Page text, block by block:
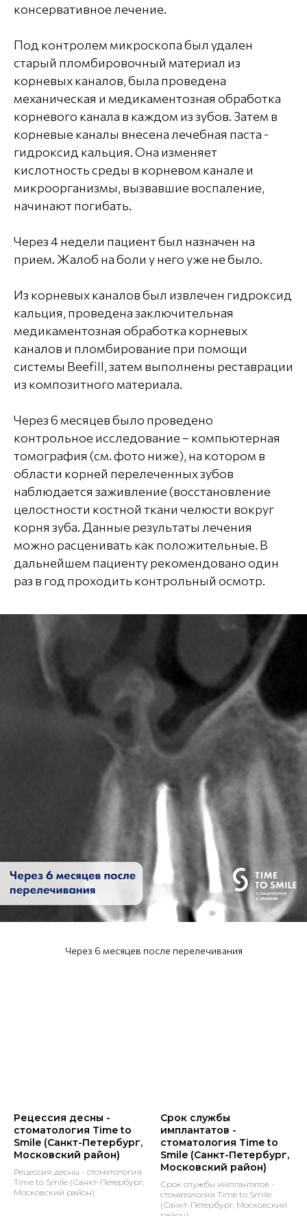
консервативное лечение.
Под контролем микроскопа был удален
старый пломбировочный материал из
корневых каналов, была проведена
механическая и медикаментозная обработка
корневого канала в каждом из зубов. Затем в
корневые каналы внесена лечебная паста -
гидроксид кальция. Она изменяет
кислотность среды в корневом канале и
микроорганизмы, вызвавшие воспаление,
начинают погибать.
Через 4 недели пациент был назначен на
прием. Жалоб на боли у него уже не было.
Из корневых каналов был извлечен гидроксид
кальция, проведена заключительная
медикаментозная обработка корневых
каналов и пломбирование при помощи
системы Beefill, затем выполнены реставрации
из композитного материала.
Через 6 месяцев было проведено
контрольное исследование – компьютерная
томография (см. фото ниже), на котором в
области корней перелеченных зубов
наблюдается заживление (восстановление
целостности костной ткани челюсти вокруг
корня зуба. Данные результаты лечения
можно расценивать как положительные. В
дальнейшем пациенту рекомендовано один
раз в год проходить контрольный осмотр.
Через 6 месяцев после перелечивания
Рецессия десны -
стоматология Time to
Smile (Санкт-Петербург,
Московский район)
Рецессия десны - стоматология
Time to Smile (Санкт-Петербург,
Московский район)
Срок службы
имплантатов -
стоматология Time to
Smile (Санкт-Петербург,
Московский район)
Срок службы имплантатов -
стоматология Time to Smile
(Санкт-Петербург, Московский